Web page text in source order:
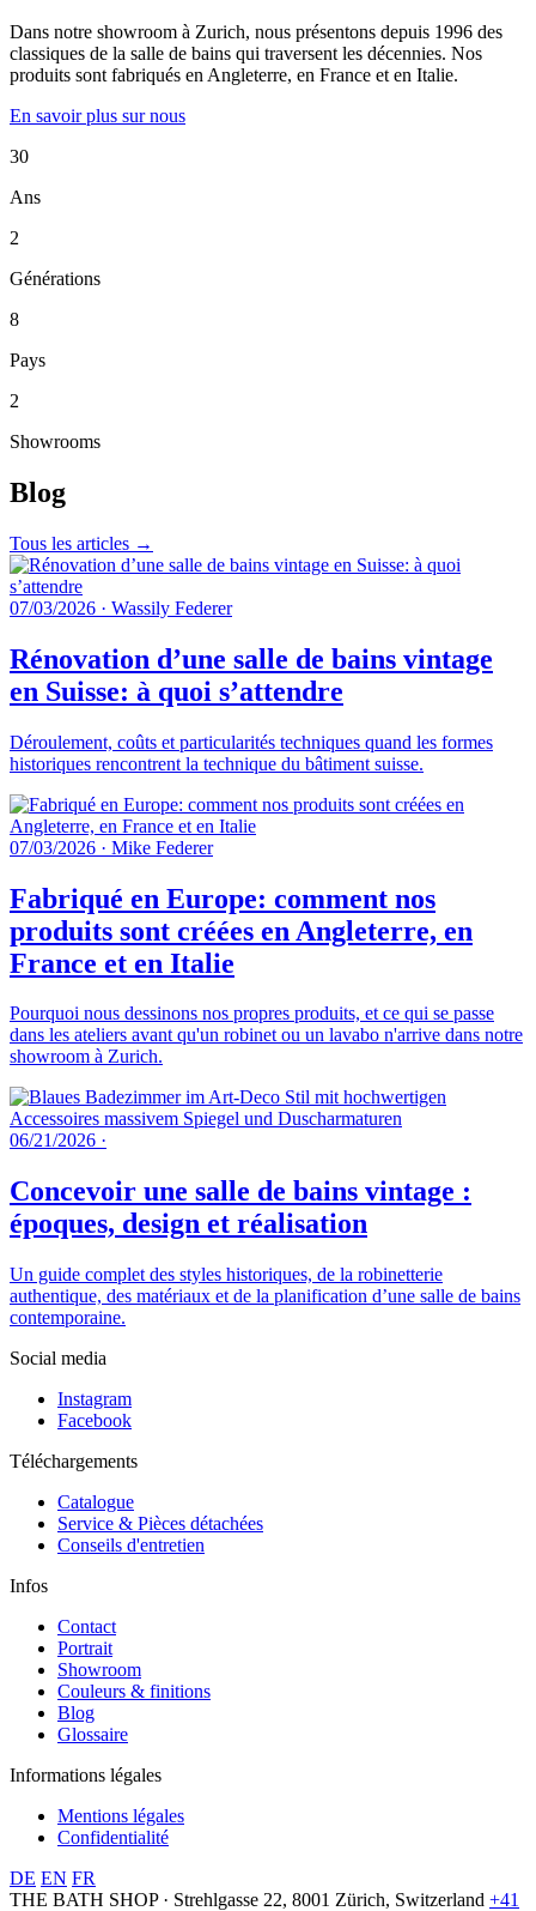
Dans notre showroom à Zurich, nous présentons depuis 1996 des
classiques de la salle de bains qui traversent les décennies. Nos
produits sont fabriqués en Angleterre, en France et en Italie.
En savoir plus sur nous
30
Ans
2
Générations
8
Pays
2
Showrooms
Blog
Tous les articles →
07/03/2026 · Wassily Federer
Rénovation d’une salle de bains vintage
en Suisse: à quoi s’attendre
Déroulement, coûts et particularités techniques quand les formes
historiques rencontrent la technique du bâtiment suisse.
07/03/2026 · Mike Federer
Fabriqué en Europe: comment nos
produits sont créées en Angleterre, en
France et en Italie
Pourquoi nous dessinons nos propres produits, et ce qui se passe
dans les ateliers avant qu'un robinet ou un lavabo n'arrive dans notre
showroom à Zurich.
06/21/2026 ·
Concevoir une salle de bains vintage :
époques, design et réalisation
Un guide complet des styles historiques, de la robinetterie
authentique, des matériaux et de la planification d’une salle de bains
contemporaine.
Social media
Instagram
Facebook
Téléchargements
Catalogue
Service & Pièces détachées
Conseils d'entretien
Infos
Contact
Portrait
Showroom
Couleurs & finitions
Blog
Glossaire
Informations légales
Mentions légales
Confidentialité
DE EN FR
THE BATH SHOP · Strehlgasse 22, 8001 Zürich, Switzerland +41